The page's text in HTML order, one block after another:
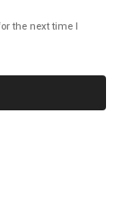
the next time I